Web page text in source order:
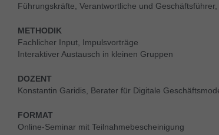
Führungskräfte, Verantwortliche und
METHODIK
Fachlicher Input, Impulsvorträge
Interaktiver Austausch in kleinen Gruppen
DOZENT
Konstantin Garidis, Berater für Digitale
FORMAT
Online-Seminar mit Teilnahmebescheinigung